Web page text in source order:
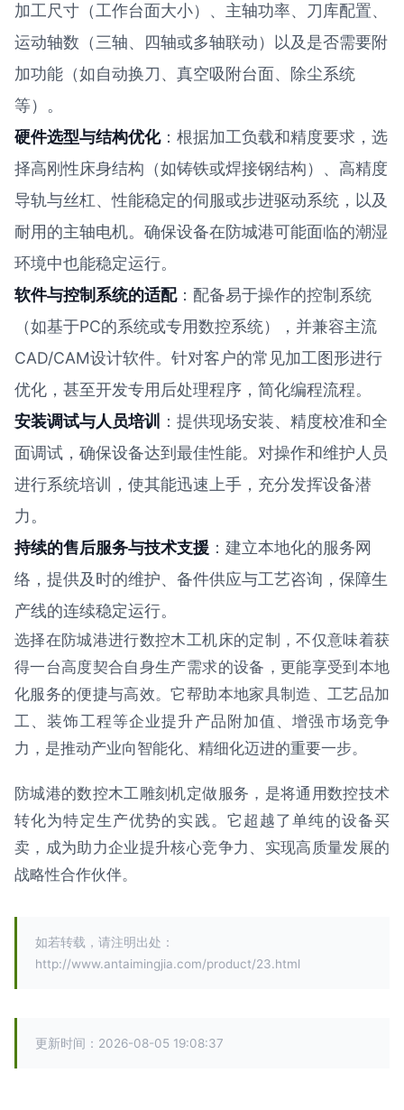
加工尺寸（工作台面大小）、主轴功率、刀库配置、
运动轴数（三轴、四轴或多轴联动）以及是否需要附
加功能（如自动换刀、真空吸附台面、除尘系统
等）。
硬件选型与结构优化：根据加工负载和精度要求，选
择高刚性床身结构（如铸铁或焊接钢结构）、高精度
导轨与丝杠、性能稳定的伺服或步进驱动系统，以及
耐用的主轴电机。确保设备在防城港可能面临的潮湿
环境中也能稳定运行。
软件与控制系统的适配：配备易于操作的控制系统
（如基于PC的系统或专用数控系统），并兼容主流
CAD/CAM设计软件。针对客户的常见加工图形进行
优化，甚至开发专用后处理程序，简化编程流程。
安装调试与人员培训
：提供现场安装、精度校准和全
面调试，确保设备达到最佳性能。对操作和维护人员
进行系统培训，使其能迅速上手，充分发挥设备潜
力。
持续的售后服务与技术支援 ：建立本地化的服务网
络，提供及时的维护、备件供应与工艺咨询，保障生
产线的连续稳定运行。
选择在防城港进行数控木工机床的定制，不仅意味着获
得一台高度契合自身生产需求的设备，更能享受到本地
化服务的便捷与高效。它帮助本地家具制造、工艺品加
工、装饰工程等企业提升产品附加值、增强市场竞争
力，是推动产业向智能化、精细化迈进的重要一步。
防城港的数控木工雕刻机定做服务，是将通用数控技术
转化为特定生产优势的实践。它超越了单纯的设备买
卖，成为助力企业提升核心竞争力、实现高质量发展的
战略性合作伙伴。
如若转载，请注明出处：
http://www.antaimingjia.com/product/23.html
更新时间：2026-08-05 19:08:37